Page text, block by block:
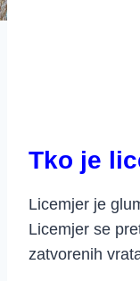
Tko je
Licemjer je
Licemjer se
zatvorenih